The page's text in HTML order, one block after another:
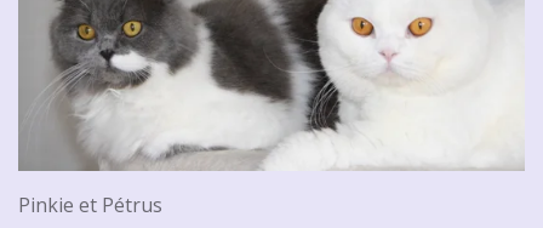
Pinkie et Pétrus